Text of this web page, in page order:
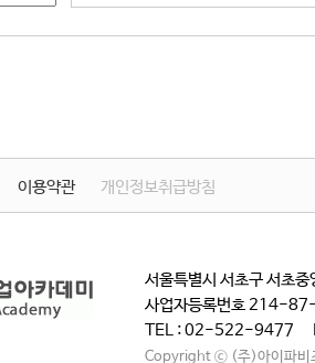
이용약관 개인정보취급방침
서울특별시 서초구 서초
사업자등록번호 214-
TEL : 02-522-9477
Copyright ⓒ (주)아이파비